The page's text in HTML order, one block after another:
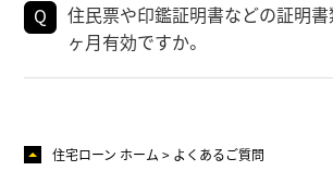
住民票や印鑑証明書などの証明
ヶ月有効ですか。
住宅ローン ホーム よくあるご質問